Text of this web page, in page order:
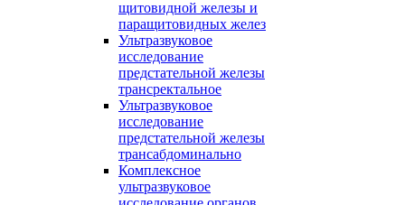
щитовидной железы и
паращитовидных желез
Ультразвуковое
исследование
предстательной железы
трансректальное
Ультразвуковое
исследование
предстательной железы
трансабдоминально
Комплексное
ультразвуковое